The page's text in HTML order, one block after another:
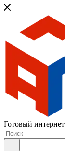
Готовый